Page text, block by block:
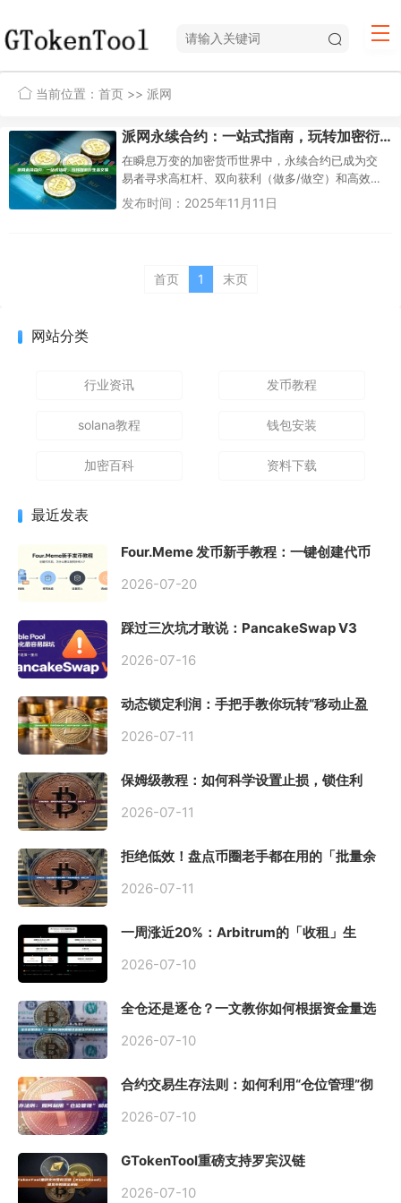
当前位置： 首页 >> 派网
派网永续合约：一站式指南，玩转加密衍生品交易
在瞬息万变的加密货币世界中，永续合约已成为交
易者寻求高杠杆、双向获利（做多/做空）和高效套
利的核心工具。而在众多交易平台中，派网
发布时间：2025年11月11日
首页 1 末页
网站分类
行业资讯 发币教程
solana教程 钱包安装
加密百科 资料下载
最近发表
Four.Meme 发币新手教程：一键创建代币
2026-07-20
踩过三次坑才敢说：PancakeSwap V3
初始化
2026-07-16
动态锁定利润：手把手教你玩转“移动止盈
2026-07-11
保姆级教程：如何科学设置止损，锁住利
2026-07-11
拒绝低效！盘点币圈老手都在用的「批量余
2026-07-11
一周涨近20%：Arbitrum的「收租」生
2026-07-10
全仓还是逐仓？一文教你如何根据资金量选
2026-07-10
合约交易生存法则：如何利用“仓位管理”彻
2026-07-10
GTokenTool重磅支持罗宾汉链
2026-07-10